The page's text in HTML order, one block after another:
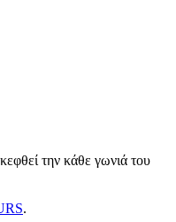
την κάθε γωνιά του
.